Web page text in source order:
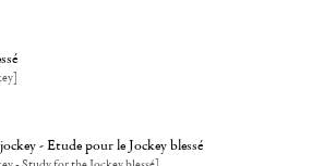
- Etude pour le Jockey blessé